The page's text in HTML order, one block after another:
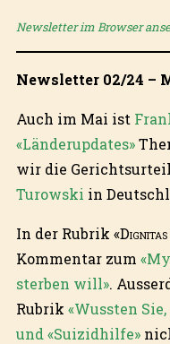
Newsletter im Browser
Newsletter 02/24 –
Auch im Mai ist
«Länderupdates»
wir die
Turowski in
In der Rubrik «Dignitas
Kommentar zum
sterben will».
Rubrik «Wussten Sie,
und «Suizidhilfe»